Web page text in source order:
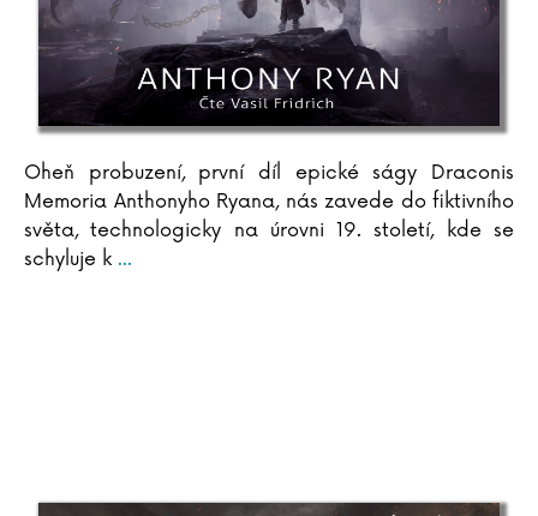
Oheň probuzení, první díl epické ságy Draconis
Memoria Anthonyho Ryana, nás zavede do fiktivního
světa, technologicky na úrovni 19. století, kde se
schyluje k...